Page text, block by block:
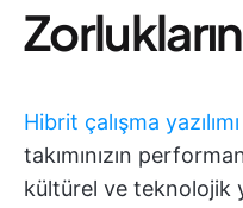
Hibrit çalışma yazılımı
takımınızın
kültürel ve teknolojik